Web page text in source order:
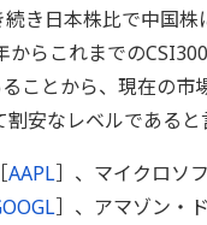
き日本株比で中国株
からこれまでの
ことから、現在の市
安なレベルであると
AAPL］、マイクロソ
］、アマゾン・